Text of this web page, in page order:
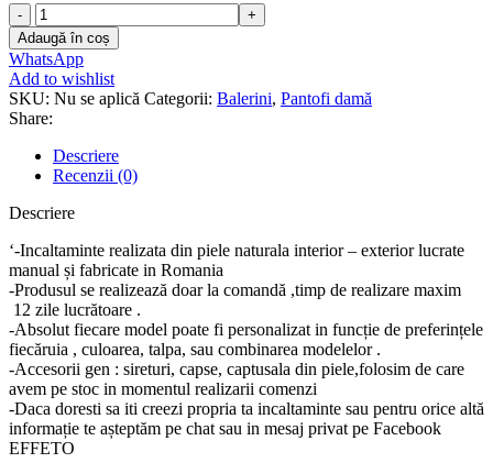
Cantitate
Pantofi
piele
naturala
Pissa
Adaugă în coș
WhatsApp
Add to wishlist
SKU: Nu se aplică Categorii: Balerini, Pantofi damă
Share:
Descriere
Recenzii (0)
Descriere
‘-Incaltaminte realizata din piele naturala interior – exterior lucrate
manual și fabricate in Romania
-Produsul se realizează doar la comandă ,timp de realizare maxim
12 zile lucrătoare .
-Absolut fiecare model poate fi personalizat in funcție de preferințele
fiecăruia , culoarea, talpa, sau combinarea modelelor .
-Accesorii gen : sireturi, capse, captusala din piele,folosim de care
avem pe stoc in momentul realizarii comenzi
-Daca doresti sa iti creezi propria ta incaltaminte sau pentru orice altă
informație te așteptăm pe chat sau in mesaj privat pe Facebook
EFFETO